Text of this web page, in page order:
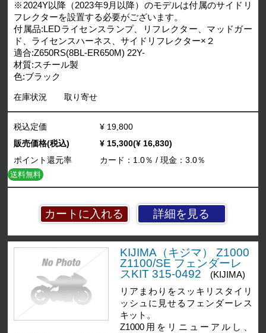
※2024Y以降（2023年9月以降）のモデルは付属のサイドリ
フレクターを設置する必要がございます。
付属品:LEDライセンスランプ、リフレクター、マッドガー
ド、ライセンスハーネス、サイドリフレクター×２
適合:Z650RS(8BL-ER650M) 22Y-
材質:スチール製
色:ブラック
在庫状況 取り寄せ
詳細を見る
税込定価
¥ 19,800
販売価格(税込)
¥ 15,300(¥ 16,830)
ポイント還元率
カード：1.0％ / 現金：3.0％
送料無料
KIJIMA（キジマ） Z1000
Z1100/SE フェンダーレ
スKIT 315-0492
(KIJIMA)
リアまわりをスッキリスタイリ
ッシュに見せるフェンダーレス
キット。
Z1000用をリニューアルし、